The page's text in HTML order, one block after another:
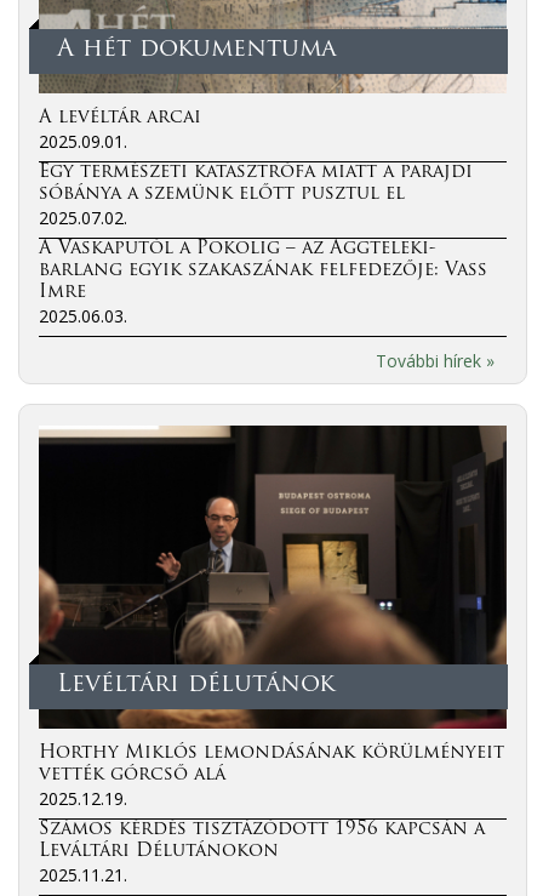
A hét dokumentuma
A levéltár arcai
2025.09.01.
Egy természeti katasztrófa miatt a parajdi
sóbánya a szemünk előtt pusztul el
2025.07.02.
A Vaskaputól a Pokolig – az Aggteleki-
barlang egyik szakaszának felfedezője: Vass
Imre
2025.06.03.
További hírek »
Levéltári délutánok
Horthy Miklós lemondásának körülményeit
vették górcső alá
2025.12.19.
Számos kérdés tisztázódott 1956 kapcsán a
Leváltári Délutánokon
2025.11.21.